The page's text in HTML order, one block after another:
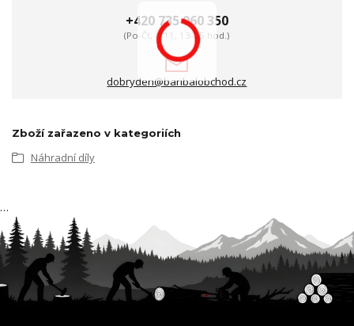
+420 735 060 350
(Po-Čt, 8-11, 13-15 hod.)
dobryden@baribalobchod.cz
Zboží zařazeno v kategoriích
Náhradní díly
…